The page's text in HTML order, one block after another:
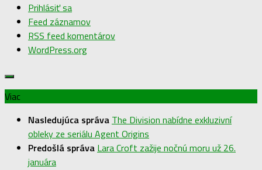
Prihlásiť sa
Feed záznamov
RSS feed komentárov
WordPress.org
Viac
Nasledujúca správa The Division nabídne exkluzivní
obleky ze seriálu Agent Origins
Predošlá správa Lara Croft zažije nočnú moru už 26.
januára